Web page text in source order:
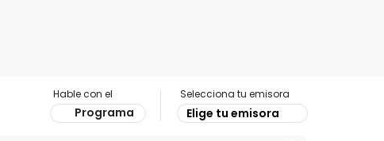
Hable con el
Programa
Selecciona tu emisora
Elige tu emisora